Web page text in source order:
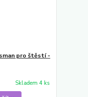
pro štěstí -
Skladem 4 ks